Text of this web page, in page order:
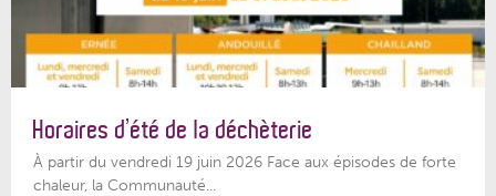
Horaires d’été de la déchèterie
À partir du vendredi 19 juin 2026 Face aux épisodes de forte
chaleur, la Communauté...